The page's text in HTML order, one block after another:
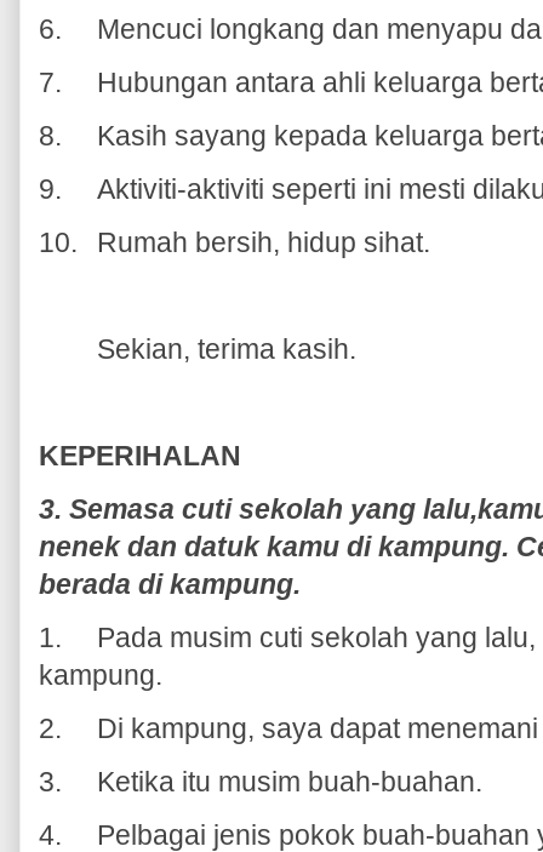
6.
Mencuci longkang dan menyapu
7.
Hubungan antara ahli keluarga
8.
Kasih sayang kepada keluarga
9.
Aktiviti-aktiviti seperti ini mesti
10.
Rumah bersih, hidup sihat.
Sekian, terima kasih.
KEPERIHALAN
3. Semasa cuti sekolah yang
nenek dan datuk kamu di kampung.
berada di kampung.
1.
Pada musim cuti sekolah yang
kampung.
2.
Di kampung, saya dapat
3.
Ketika itu musim buah-buahan.
4.
Pelbagai jenis pokok buah-